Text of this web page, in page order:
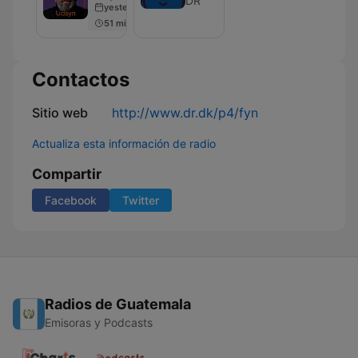
yesterday
51 min
Contactos
Sitio web http://www.dr.dk/p4/fyn
Actualiza esta información de radio
Compartir
Facebook Twitter
Radios de Guatemala
Emisoras y Podcasts